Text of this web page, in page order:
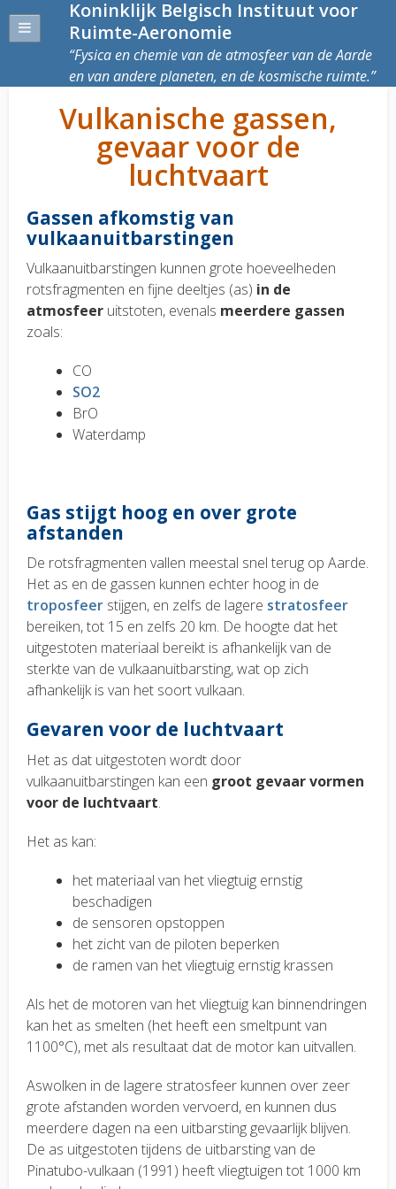
Koninklijk Belgisch Instituut voor
Ruimte-Aeronomie
Fysica en chemie van de atmosfeer van de Aarde
en van andere planeten, en de kosmische ruimte.
Vulkanische gassen,
gevaar voor de
luchtvaart
Gassen afkomstig van
vulkaanuitbarstingen
Vulkaanuitbarstingen kunnen grote hoeveelheden
rotsfragmenten en fijne deeltjes (as) in de
atmosfeer uitstoten, evenals meerdere gassen
zoals:
CO
SO2
BrO
Waterdamp
Gas stijgt hoog en over grote
afstanden
De rotsfragmenten vallen meestal snel terug op Aarde.
Het as en de gassen kunnen echter hoog in de
troposfeer stijgen, en zelfs de lagere stratosfeer
bereiken, tot 15 en zelfs 20 km. De hoogte dat het
uitgestoten materiaal bereikt is afhankelijk van de
sterkte van de vulkaanuitbarsting, wat op zich
afhankelijk is van het soort vulkaan.
Gevaren voor de luchtvaart
Het as dat uitgestoten wordt door
vulkaanuitbarstingen kan een groot gevaar vormen
voor de luchtvaart.
Het as kan:
het materiaal van het vliegtuig ernstig
beschadigen
de sensoren opstoppen
het zicht van de piloten beperken
de ramen van het vliegtuig ernstig krassen
Als het de motoren van het vliegtuig kan binnendringen
kan het as smelten (het heeft een smeltpunt van
1100°C), met als resultaat dat de motor kan uitvallen.
Aswolken in de lagere stratosfeer kunnen over zeer
grote afstanden worden vervoerd, en kunnen dus
meerdere dagen na een uitbarsting gevaarlijk blijven.
De as uitgestoten tijdens de uitbarsting van de
Pinatubo-vulkaan (1991) heeft vliegtuigen tot 1000 km